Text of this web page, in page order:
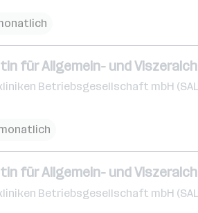
für Allgemein- und
Betriebsgesellschaft mbH
monatlich
für Allgemein- und
Betriebsgesellschaft mbH